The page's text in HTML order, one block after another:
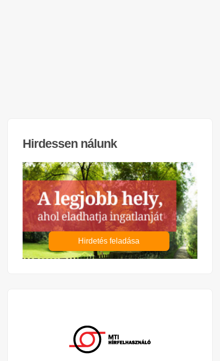
Hirdessen nálunk
Hirdetés feladása